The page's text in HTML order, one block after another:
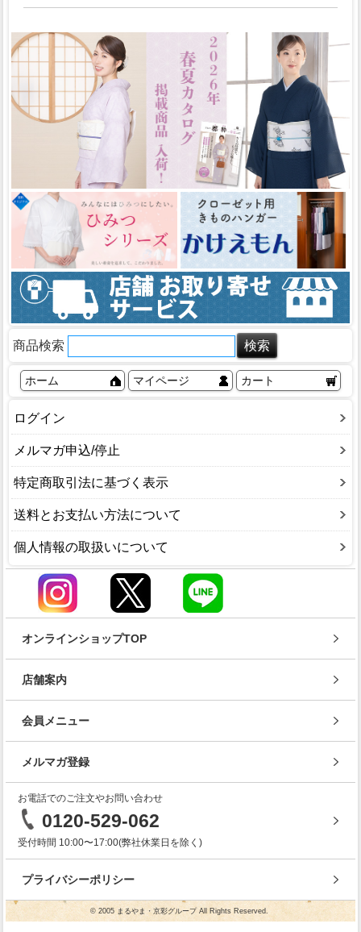
商品検索
ホーム マイページ カート
ログイン
メルマガ申込/停止
特定商取引法に基づく表示
送料とお支払い方法について
個人情報の取扱いについて
オンラインショップTOP
店舗案内
会員メニュー
メルマガ登録
お電話でのご注文やお問い合わせ
0120-529-062
受付時間 10:00〜17:00(弊社休業日を除く)
プライバシーポリシー
© 2005 まるやま・京彩グループ All Rights Reserved.